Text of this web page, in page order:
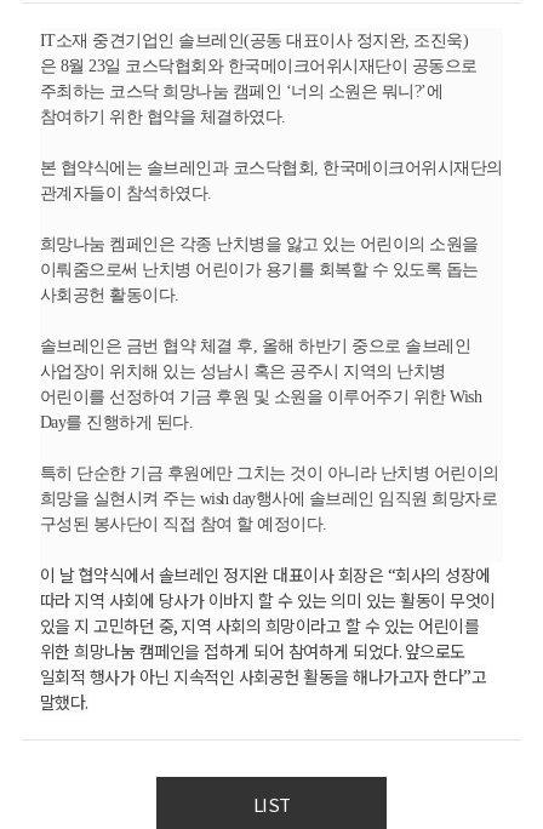
IT소재 중견기업인 솔브레인(공동 대표이사 정지완, 조진욱)
은 8월23일 코스닥협회와 한국메이크어위시재단이 공동으로
주최하는 코스닥 희망나눔 캠페인 ‘너의 소원은 뭐니 ?’에
참여하기 위한 협약을 체결하였다.
본 협약식에는 솔브레인과 코스닥협회 , 한국메이크어위시재단의
관계자들이 참석하였다.
희망나눔 켐페인은 각종 난치병을 앓고 있는 어린이의 소원을
이뤄줌으로써 난치병 어린이가 용기를 회복할 수 있도록 돕는
사회공헌 활동이다.
솔브레인은 금번 협약 체결 후, 올해 하반기 중으로 솔브레인
사업장이 위치해 있는 성남시 혹은 공주시 지역의 난치병
어린이를 선정하여 기금 후원 및 소원을 이루어주기 위한Wish
Day를 진행하게 된다.
특히 단순한 기금 후원에만 그치는 것이 아니라 난치병 어린이의
희망을 실현시켜 주는 wish day행사에 솔브레인 임직원 희망자로
구성된 봉사단이 직접 참여 할 예정이다.
이 날 협약식에서 솔브레인 정지완 대표이사 회장은“회사의 성장에
따라 지역 사회에 당사가 이바지 할 수 있는 의미 있는 활동이 무엇이
있을 지 고민하던 중, 지역 사회의 희망이라고 할 수 있는 어린이를
위한 희망나눔 캠페인을 접하게 되어 참여하게 되었다. 앞으로도
일회적 행사가 아닌 지속적인 사회공헌 활동을 해나가고자 한다”고
말했다.
LIST